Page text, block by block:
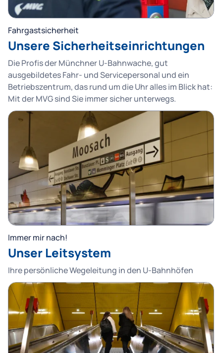
Fahrgastsicherheit
Unsere Sicherheitseinrichtungen
Die Profis der Münchner U-Bahnwache, gut
ausgebildetes Fahr- und Servicepersonal und ein
Betriebszentrum, das rund um die Uhr alles im Blick hat:
Mit der MVG sind Sie immer sicher unterwegs.
Immer mir nach!
Unser Leitsystem
Ihre persönliche Wegeleitung in den U-Bahnhöfen